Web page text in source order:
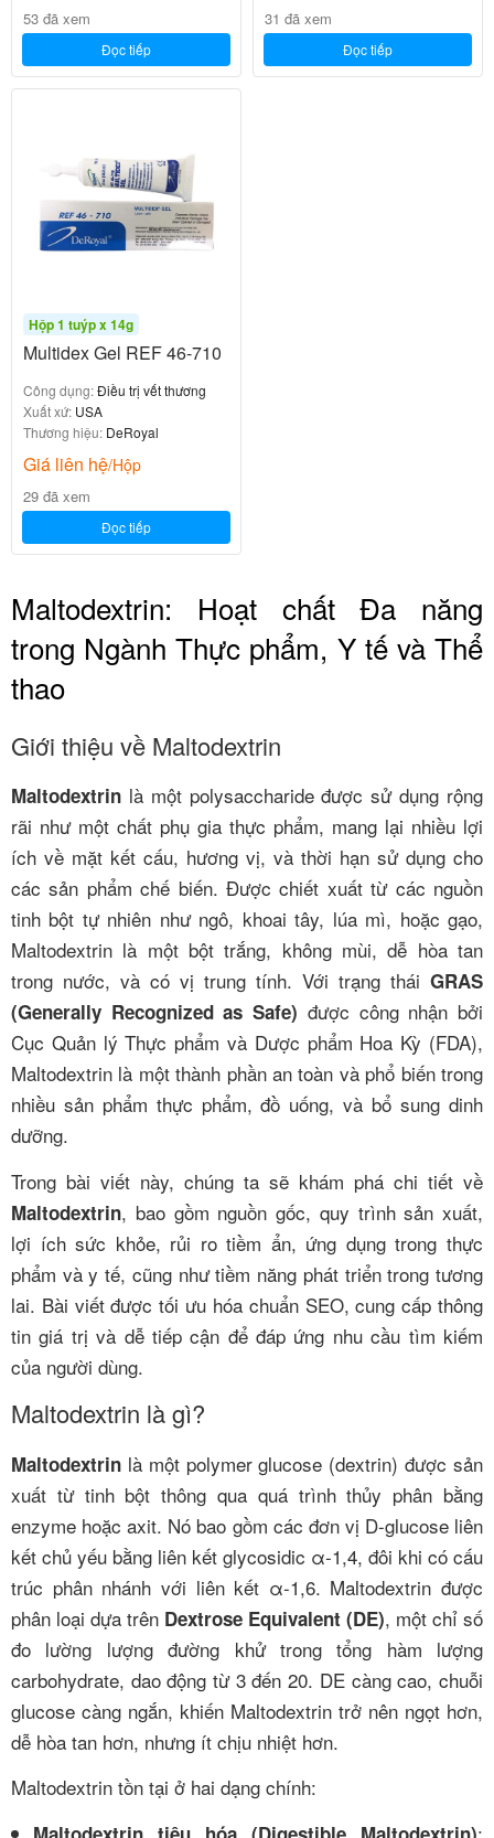
53 đã xem
Đọc tiếp
31 đã xem
Đọc tiếp
Hộp 1 tuýp x 14g
Multidex Gel REF 46-710
Công dụng:Điều trị vết thương
Xuất xứ: USA
Thương hiệu: DeRoyal
Giá liên hệ/Hộp
29 đã xem
Đọc tiếp
Maltodextrin: Hoạt chất Đa năng
trong Ngành Thực phẩm, Y tế và Thể
thao
Giới thiệu về Maltodextrin
Maltodextrin là một polysaccharide được sử dụng rộng
rãi như một chất phụ gia thực phẩm, mang lại nhiều lợi
ích về mặt kết cấu, hương vị, và thời hạn sử dụng cho
các sản phẩm chế biến. Được chiết xuất từ các nguồn
tinh bột tự nhiên như ngô, khoai tây, lúa mì, hoặc gạo,
Maltodextrin là một bột trắng, không mùi, dễ hòa tan
trong nước, và có vị trung tính. Với trạng thái GRAS
(Generally Recognized as Safe) được công nhận bởi
Cục Quản lý Thực phẩm và Dược phẩm Hoa Kỳ (FDA),
Maltodextrin là một thành phần an toàn và phổ biến trong
nhiều sản phẩm thực phẩm, đồ uống, và bổ sung dinh
dưỡng.
Trong bài viết này, chúng ta sẽ khám phá chi tiết về
Maltodextrin, bao gồm nguồn gốc, quy trình sản xuất,
lợi ích sức khỏe, rủi ro tiềm ẩn, ứng dụng trong thực
phẩm và y tế, cũng như tiềm năng phát triển trong tương
lai. Bài viết được tối ưu hóa chuẩn SEO, cung cấp thông
tin giá trị và dễ tiếp cận để đáp ứng nhu cầu tìm kiếm
của người dùng.
Maltodextrin là gì?
Maltodextrin là một polymer glucose (dextrin) được sản
xuất từ tinh bột thông qua quá trình thủy phân bằng
enzyme hoặc axit. Nó bao gồm các đơn vị D-glucose liên
kết chủ yếu bằng liên kết glycosidic α-1,4, đôi khi có cấu
trúc phân nhánh với liên kết α-1,6. Maltodextrin được
phân loại dựa trên Dextrose Equivalent (DE), một chỉ số
đo lường lượng đường khử trong tổng hàm lượng
carbohydrate, dao động từ 3 đến 20. DE càng cao, chuỗi
glucose càng ngắn, khiến Maltodextrin trở nên ngọt hơn,
dễ hòa tan hơn, nhưng ít chịu nhiệt hơn.
Maltodextrin tồn tại ở hai dạng chính: